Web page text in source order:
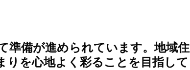
準備が進められています。地域住
りを心地よく彩ることを目指して